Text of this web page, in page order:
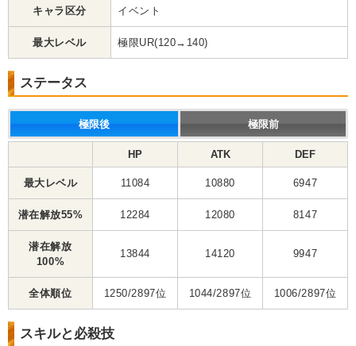
キャラ区分 イベント
最大レベル 極限UR(120→140)
ステータス
極限後 極限前
HP ATK DEF
最大レベル 11084 10880 6947
潜在解放55% 12284 12080 8147
潜在解放
100%
13844 14120 9947
全体順位 1250/2897位 1044/2897位 1006/2897位
スキルと必殺技